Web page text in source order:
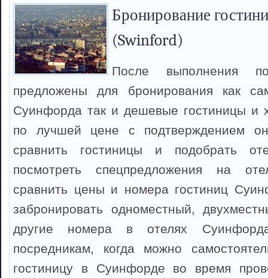
Бронирование
(Swinford)
После выполнения
предложены для бронирования как
Суинфорда так и дешевые гостиницы и
по лучшей цене с подтверждением
сравнить гостиницы и подобрать
посмотреть спецпредложения на
сравнить цены и номера гостиниц
забронировать одноместный,
другие номера в отелях
посредникам, когда можно
гостиницу в Суинфорде во время